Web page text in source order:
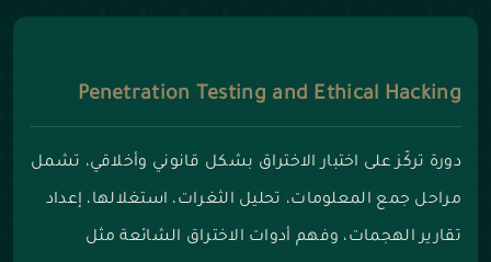
Penetration Testing and Ethical Hacking
دورة تركّز على اختبار الاختراق بشكل قانوني وأخلاقي، تشمل
مراحل جمع المعلومات، تحليل الثغرات، استغلالها، إعداد
تقارير الهجمات، وفهم أدوات الاختراق الشائعة مثل